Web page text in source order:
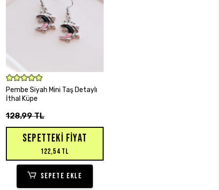
SEPETE EKLE
Pembe Siyah Mini Taş Detaylı
İthal Küpe
128,99 TL
SEPETTEKI FIYAT
122,54 TL
SEPETE EKLE